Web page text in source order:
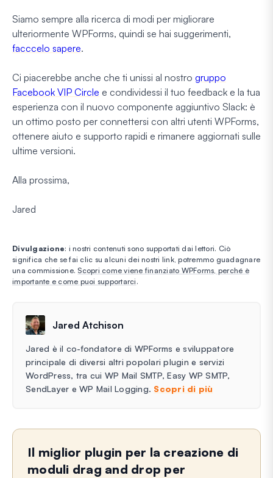
Siamo sempre alla ricerca di modi per migliorare
ulteriormente WPForms, quindi se hai suggerimenti,
facccelo sapere.
Ci piacerebbe anche che ti unissi al nostro gruppo
Facebook VIP Circle e condividessi il tuo feedback e la tua
esperienza con il nuovo componente aggiuntivo Slack: è
un ottimo posto per connettersi con altri utenti WPForms,
ottenere aiuto e supporto rapidi e rimanere aggiornati sulle
ultime versioni.
Alla prossima,
Jared
Divulgazione: i nostri contenuti sono supportati dai lettori. Ciò
significa che se fai clic su alcuni dei nostri link, potremmo guadagnare
una commissione.Scopri come viene finanziato WPForms, perché è
importante e come puoi supportarci .
Jared Atchison
Jared è il co-fondatore di WPForms e sviluppatore
principale di diversi altri popolari plugin e servizi
WordPress, tra cui WP Mail SMTP, Easy WP SMTP,
SendLayer e WP Mail Logging. Scopri di più
Il miglior plugin per la creazione di
moduli drag and drop per